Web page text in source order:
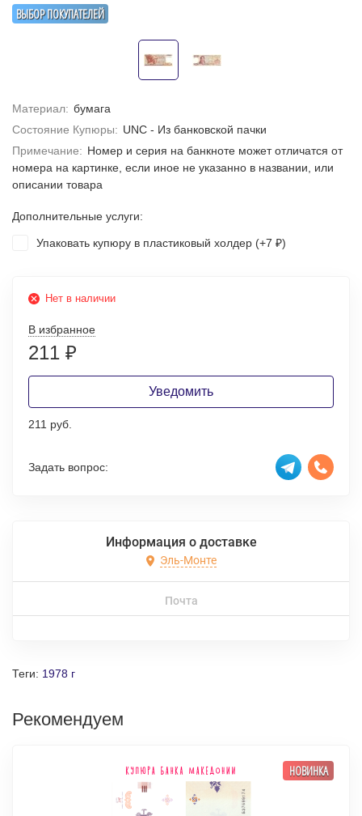
ВЫБОР ПОКУПАТЕЛЕЙ
Материал: бумага
Состояние Купюры: UNC - Из банковской пачки
Примечание: Номер и серия на банкноте может отличатся от
номера на картинке, если иное не указанно в названии, или
описании товара
Дополнительные услуги:
Упаковать купюру в пластиковый холдер (+7 ₽)
Нет в наличии
В избранное
211 ₽
Уведомить
211 руб.
Задать вопрос:
Информация о доставке
Эль-Монте
Почта
Теги: 1978 г
Рекомендуем
НОВИНКА